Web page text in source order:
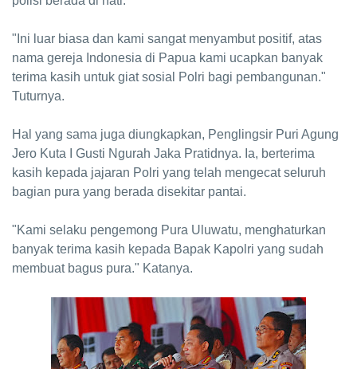
"Ini luar biasa dan kami sangat menyambut positif, atas
nama gereja Indonesia di Papua kami ucapkan banyak
terima kasih untuk giat sosial Polri bagi pembangunan."
Tuturnya.
Hal yang sama juga diungkapkan, Penglingsir Puri Agung
Jero Kuta I Gusti Ngurah Jaka Pratidnya. Ia, berterima
kasih kepada jajaran Polri yang telah mengecat seluruh
bagian pura yang berada disekitar pantai.
"Kami selaku pengemong Pura Uluwatu, menghaturkan
banyak terima kasih kepada Bapak Kapolri yang sudah
membuat bagus pura." Katanya.